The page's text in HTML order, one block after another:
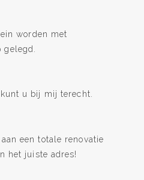
worden met
u bij mij terecht.
een totale renovatie
het juiste adres!